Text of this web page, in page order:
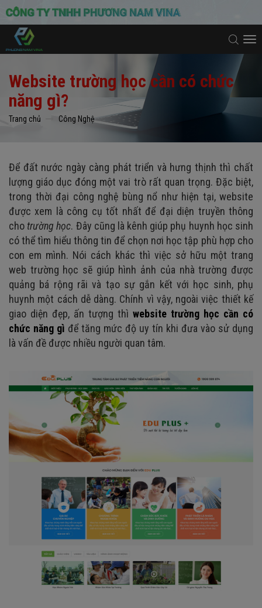
Website trường học cần có chức
năng gì?
Trang chủ Công Nghệ
Để đất nước ngày càng phát triển và hưng thịnh thì chất
lượng giáo dục đóng một vai trò rất quan trọng. Đặc biệt,
trong thời đại công nghệ bùng nổ như hiện tại, website
được xem là công cụ tốt nhất để đại diện truyền thông
cho trường học. Đây cũng là kênh giúp phụ huynh học sinh
có thể tìm hiểu thông tin để chọn nơi học tập phù hợp cho
con em mình. Nói cách khác thì việc sở hữu một trang
web trường học sẽ giúp hình ảnh của nhà trường được
quảng bá rộng rãi và tạo sự gắn kết với học sinh, phụ
huynh một cách dễ dàng. Chính vì vậy, ngoài việc thiết kế
giao diện đẹp, ấn tượng thì website trường học cần có
chức năng gì để tăng mức độ uy tín khi đưa vào sử dụng
là vấn đề được nhiều người quan tâm.